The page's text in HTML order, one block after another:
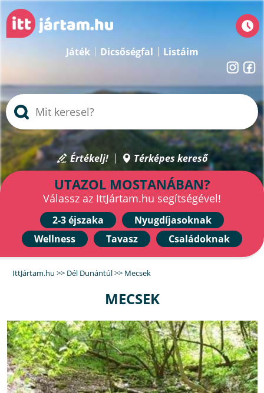
Játék Dicsőségfal Listáim
Értékelj! Térképes kereső
UTAZOL MOSTANÁBAN?
Válassz az IttJártam.hu segítségével!
2-3 éjszaka
Nyugdíjasoknak
Wellness
Tavasz Családoknak
IttJártam.hu >> Dél Dunántúl>> Mecsek
MECSEK